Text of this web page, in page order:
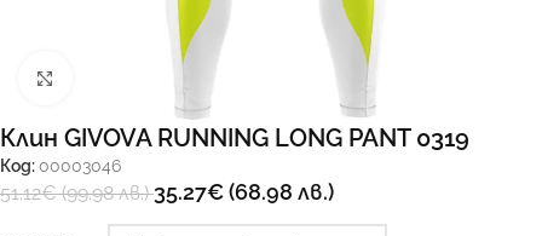
Клин GIVOVA RUNNING LONG PANT 0319
Код: 00003046
51.12€(99.98 лв.)35.27€(68.98 лв.)